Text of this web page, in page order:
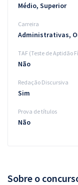
Sobre o
Médio, Superior
Carreira
Administrativas,
TAF (Teste de Aptidão
Não
Redação Discursiva
Sim
Prova de títulos
Não